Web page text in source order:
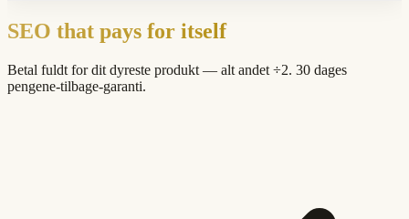
SEO that pays for itself
Betal fuldt for dit dyreste produkt — alt andet ÷2. 30 dages
pengene-tilbage-garanti.